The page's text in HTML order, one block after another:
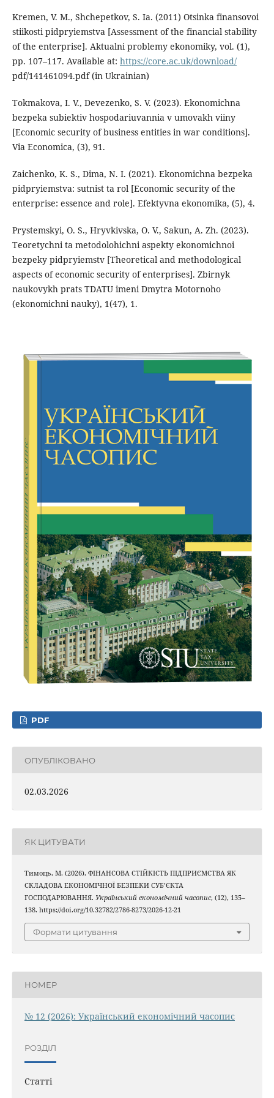
Kremen, V. M., Shchepetkov, S. Ia. (2011) Otsinka finansovoi
stiikosti pidpryiemstva [Assessment of the financial stability
of the enterprise]. Aktualni problemy ekonomiky, vol. (1),
pp. 107–117. Available at: https://core.ac.uk/download/
pdf/141461094.pdf (in Ukrainian)
Tokmakova, I. V., Devezenko, S. V. (2023). Ekonomichna
bezpeka subiektiv hospodariuvannia v umovakh viiny
[Economic security of business entities in war conditions].
Via Economica, (3), 91.
Zaichenko, K. S., Dima, N. I. (2021). Ekonomichna bezpeka
pidpryiemstva: sutnist ta rol [Economic security of the
enterprise: essence and role]. Efektyvna ekonomika, (5), 4.
Prystemskyi, O. S., Hryvkivska, O. V., Sakun, A. Zh. (2023).
Teoretychni ta metodolohichni aspekty ekonomichnoi
bezpeky pidpryiemstv [Theoretical and methodological
aspects of economic security of enterprises]. Zbirnyk
naukovykh prats TDATU imeni Dmytra Motornoho
(ekonomichni nauky), 1(47), 1.
PDF
ОПУБЛІКОВАНО
02.03.2026
ЯК ЦИТУВАТИ
Тимоць, М. (2026). ФІНАНСОВА СТІЙКІСТЬ ПІДПРИЄМСТВА ЯК
СКЛАДОВА ЕКОНОМІЧНОЇ БЕЗПЕКИ СУБ’ЄКТА
ГОСПОДАРЮВАННЯ. Український економічний часопис, (12), 135–
138. https://doi.org/10.32782/2786-8273/2026-12-21
Формати цитування
НОМЕР
№ 12 (2026): Український економічний часопис
РОЗДІЛ
Статті